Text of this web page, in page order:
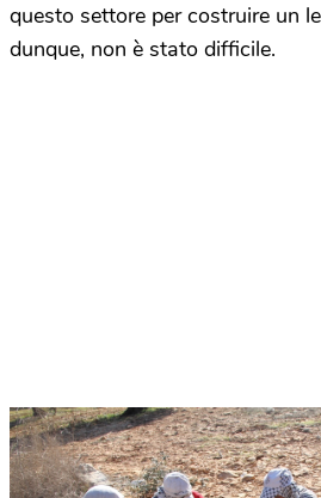
questo settore per costruire un
dunque, non è stato difficile.